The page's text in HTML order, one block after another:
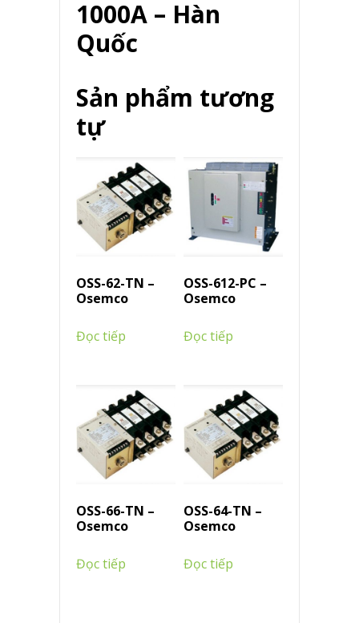
1000A – Hàn
Quốc
Sản phẩm tương
tự
OSS-62-TN –
Osemco
Đọc tiếp
OSS-612-PC –
Osemco
Đọc tiếp
OSS-66-TN –
Osemco
Đọc tiếp
OSS-64-TN –
Osemco
Đọc tiếp